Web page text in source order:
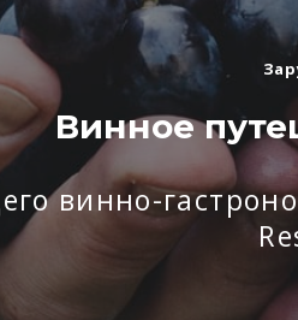
Винное
винно-